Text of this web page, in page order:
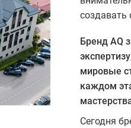
создавать
Бренд AQ
мировые
каждом
Сегодня